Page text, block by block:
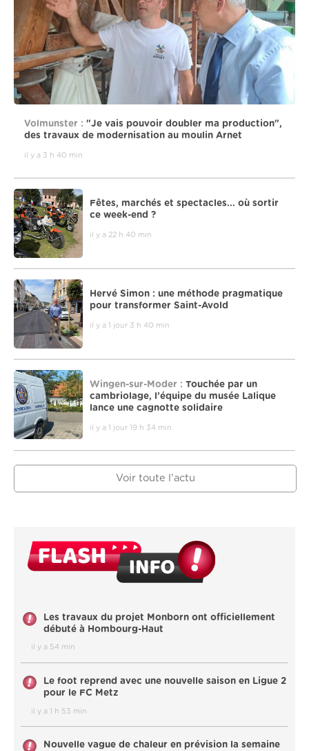
Volmunster : "Je vais pouvoir doubler ma production",
des travaux de modernisation au moulin Arnet
il y a 3 h 40 min
Fêtes, marchés et spectacles... où sortir
ce week-end ?
il y a 22 h 40 min
Hervé Simon : une méthode pragmatique
pour transformer Saint-Avold
il y a 1 jour 3 h 40 min
Wingen-sur-Moder : Touchée par un
cambriolage, l’équipe du musée Lalique
lance une cagnotte solidaire
il y a 1 jour 19 h 34 min
Voir toute l'actu
Les travaux du projet Monborn ont officiellement
débuté à Hombourg-Haut
il y a 54 min
Le foot reprend avec une nouvelle saison en Ligue 2
pour le FC Metz
il y a 1 h 53 min
Nouvelle vague de chaleur en prévision la semaine